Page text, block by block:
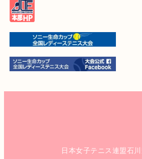
日本女子テニス連盟石